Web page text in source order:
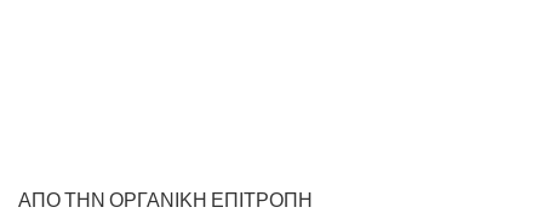
ΑΠΟ ΤΗΝ ΟΡΓΑΝΙΚΗ ΕΠΙΤΡΟΠΗ